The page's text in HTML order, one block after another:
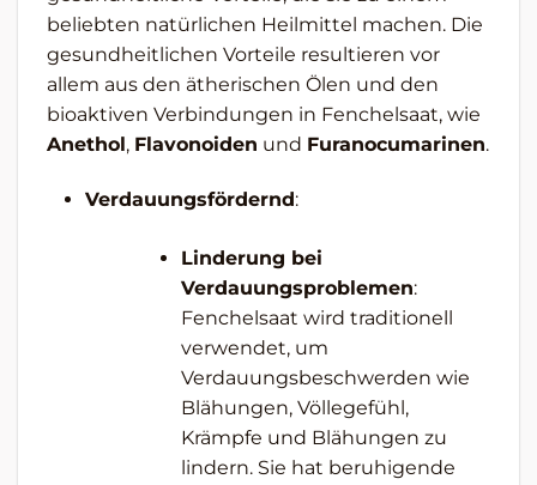
beliebten natürlichen Heilmittel machen. Die
gesundheitlichen Vorteile resultieren vor
allem aus den ätherischen Ölen und den
bioaktiven Verbindungen in Fenchelsaat, wie
Anethol, Flavonoiden und Furanocumarinen.
Verdauungsfördernd:
Linderung bei
Verdauungsproblemen:
Fenchelsaat wird traditionell
verwendet, um
Verdauungsbeschwerden wie
Blähungen, Völlegefühl,
Krämpfe und Blähungen zu
lindern. Sie hat beruhigende